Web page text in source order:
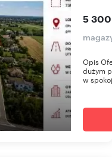
5
Opis
dużym
w